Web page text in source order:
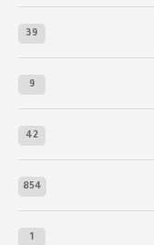
39
9
42
854
1